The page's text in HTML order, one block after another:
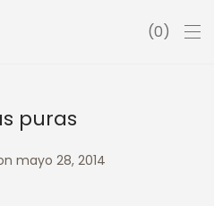
0
puras
mayo 28, 2014